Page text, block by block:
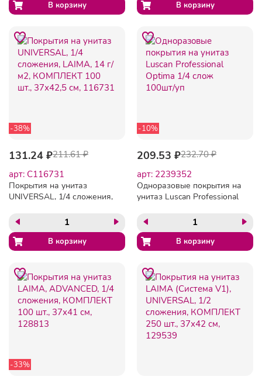
-38%
131.24 ₽211.61 ₽
арт: C116731
Покрытия на унитаз
UNIVERSAL, 1/4 сложения,
КОМПЛЕКТ 100 шт.,
37х42,5 см, 116731
-10%
209.53 ₽232.70 ₽
арт: 2239352
Одноразовые покрытия на
унитаз Luscan Professional
-33%